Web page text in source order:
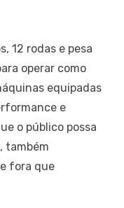
12 rodas e pesa
operar como
equipadas
e
o público possa
também
fora que